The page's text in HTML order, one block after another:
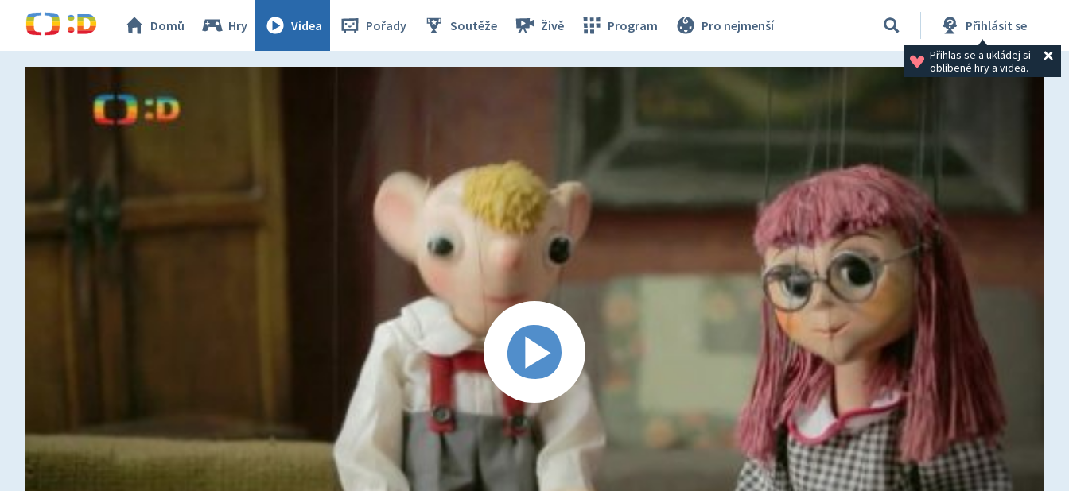
Domů Hry Videa Pořady Soutěže Živě Program Pro nejmenší Přihlásit se
Přihlas se a ukládej si
oblíbené hry a videa.